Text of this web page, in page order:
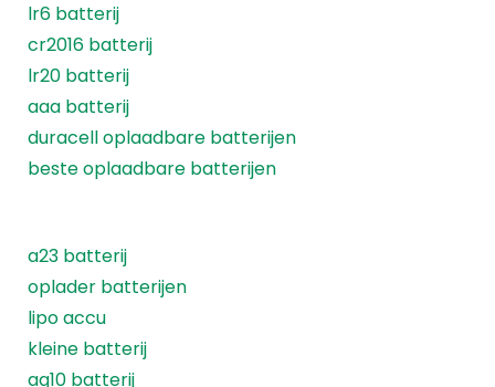
lr6 batterij
cr2016 batterij
lr20 batterij
aaa batterij
duracell oplaadbare batterijen
beste oplaadbare batterijen
a23 batterij
oplader batterijen
lipo accu
kleine batterij
ag10 batterij